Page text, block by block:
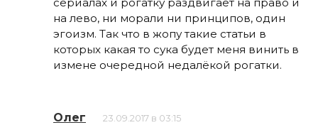
сериалах и рогатку раздвигает на право и
на лево, ни морали ни принципов, один
эгоизм. Так что в жопу такие статьи в
которых какая то сука будет меня винить в
измене очередной недалёкой рогатки.
Олег 23.09.2017 в 03:15